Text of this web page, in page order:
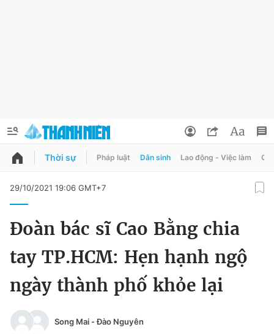
QUẢNG CÁO
Chuyên mục khác
Chào ngày mới
Đổi mật khẩu
Tin đã lưu
Tin đã xem
Đăng xuất
Thời sự Pháp luật Dân sinh Lao động - Việc làm
29/10/2021 19:06 GMT+7
Đoàn bác sĩ Cao Bằng chia
tay TP.HCM: Hẹn hạnh ngộ
ngày thành phố khỏe lại
Song Mai - Đào Nguyên